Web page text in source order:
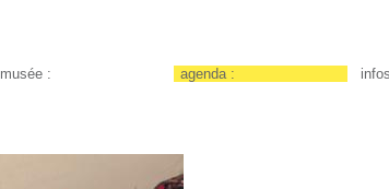
musée : agenda :